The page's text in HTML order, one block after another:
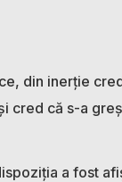
din inerție
cred că s-a
a fost